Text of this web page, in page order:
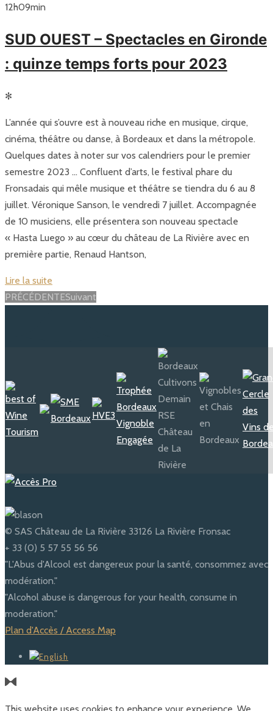
12h09min
SUD OUEST – Spectacles en Gironde
: quinze temps forts pour 2023
✻
L’année qui s’ouvre est à nouveau riche en musique, cirque,
cinéma, théâtre ou danse, à Bordeaux et dans la métropole.
Quelques dates à noter sur vos calendriers pour le premier
semestre 2023 … Confluent d’arts, le festival phare du
Fronsadais qui mêle musique et théâtre se tiendra du 6 au 8
juillet. Véronique Sanson, le vendredi 7 juillet. Accompagnée
de 10 musiciens, elle présentera son nouveau spectacle
« Hasta Luego » au cœur du château de La Rivière avec en
première partie, Renaud Hantson,
Lire la suite
Posts
PRÉCÉDENTESuivant
© SAS Château de La Rivière 33126 La Rivière Fronsac
+ 33 (0) 5 57 55 56 56
"L'Abus d'Alcool est dangereux pour la santé, consommez avec
modération."
"Alcohol abuse is dangerous for your health, consume in
moderation."
Plan d'Accès / Access Map